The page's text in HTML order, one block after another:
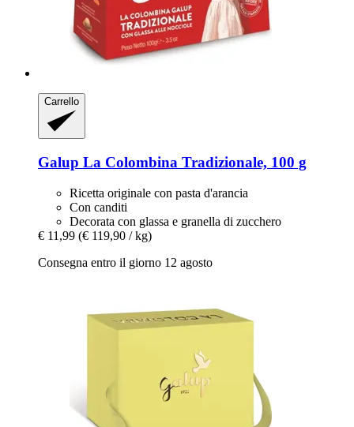
Carrello
Galup La Colombina Tradizionale, 100 g
Ricetta originale con pasta d'arancia
Con canditi
Decorata con glassa e granella di zucchero
€ 11,99 (€ 119,90 / kg)
Consegna entro il giorno 12 agosto